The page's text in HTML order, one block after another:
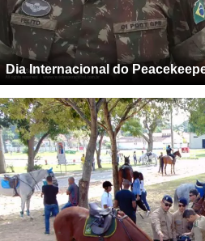
Dia Internacional do